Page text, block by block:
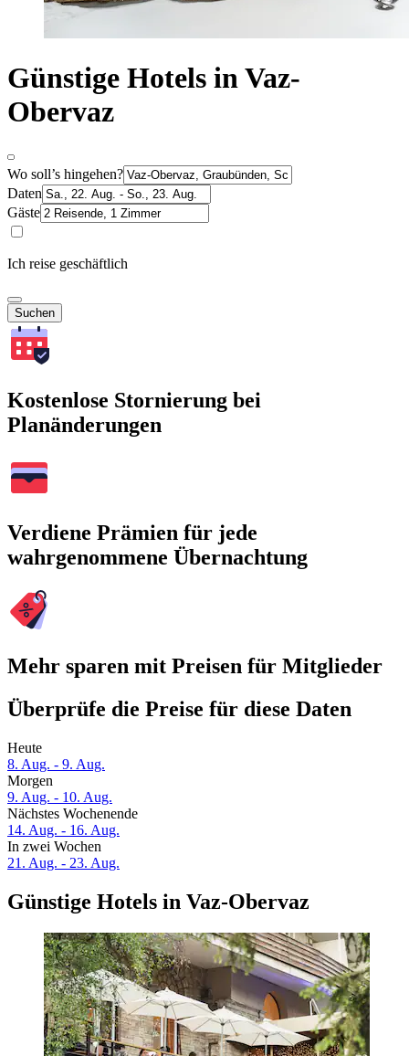
Günstige Hotels in Vaz-
Obervaz
Wo soll’s hingehen?
Daten
Gäste
Ich reise geschäftlich
Suchen
Kostenlose Stornierung bei
Planänderungen
Verdiene Prämien für jede
wahrgenommene Übernachtung
Mehr sparen mit Preisen für Mitglieder
Überprüfe die Preise für diese Daten
Heute
8. Aug. - 9. Aug.
Morgen
9. Aug. - 10. Aug.
Nächstes Wochenende
14. Aug. - 16. Aug.
In zwei Wochen
21. Aug. - 23. Aug.
Günstige Hotels in Vaz-Obervaz